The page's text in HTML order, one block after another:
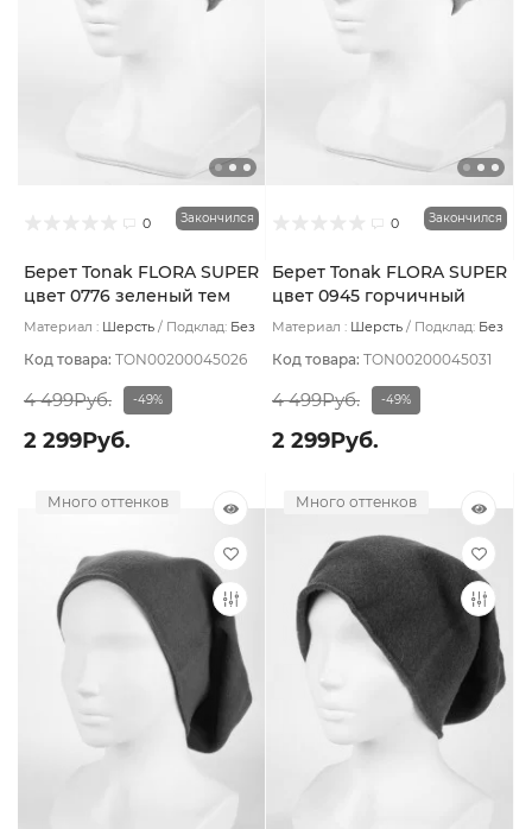
0 Закончился
Берет Tonak FLORA SUPER
цвет 0776 зеленый тем
Материал : Шерсть Подклад: Без
Код товара: TON00200045026
4 499Руб. -49%
2 299Руб.
0 Закончился
Берет Tonak FLORA SUPER
цвет 0945 горчичный
Материал : Шерсть Подклад: Без
Код товара: TON00200045031
4 499Руб. -49%
2 299Руб.
Много оттенков Много оттенков